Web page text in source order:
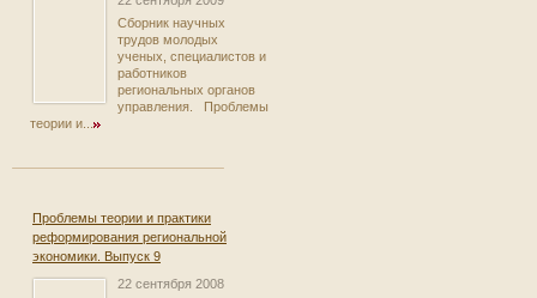
Сборник научных
трудов молодых
ученых, специалистов и
работников
региональных органов
управления. Проблемы
теории и...
Проблемы теории и практики
реформирования региональной
экономики. Выпуск 9
22 сентября 2008